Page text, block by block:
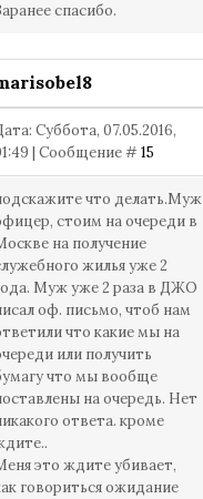
спасибо.
Суббота, 07.05.2016,
| Сообщение #15
что делать.Муж
стоим на очереди в
на получение
жилья уже 2
Муж уже 2 раза в ДЖО
оф. письмо, чтоб нам
что какие мы на
или получить
что мы вообще
на очередь. Нет
ответа. кроме
это ждите убивает,
говориться ожидание